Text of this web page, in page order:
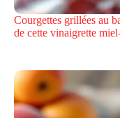
Courgettes grillées au
de cette vinaigrette